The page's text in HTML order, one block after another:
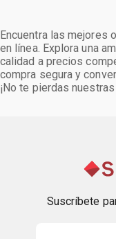
Encuentra las mejores
en línea. Explora una
calidad a precios
compra segura y
¡No te pierdas
Suscríbete